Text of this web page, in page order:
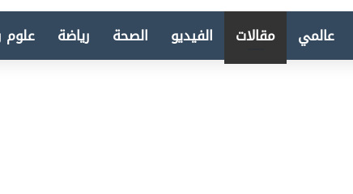
عالمي مقالات الفيديو الصحة رياضة علوم